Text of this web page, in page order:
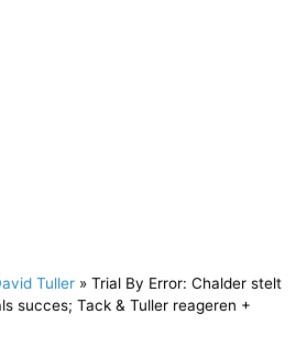
Tuller » Trial By Error: Chalder stelt
succes; Tack & Tuller reageren +